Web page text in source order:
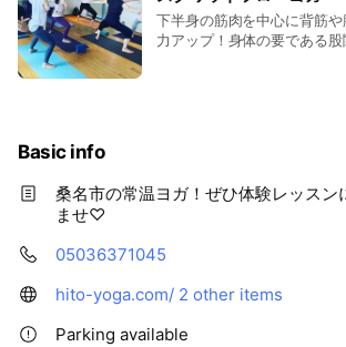
下半身の筋肉を中心に背筋
力アップ！身体の要である
Basic info
桑名市の常温ヨガ！ぜひ体験レッスン
ませ♡
05036371045
hito-yoga.com/ 2 other items
Parking available